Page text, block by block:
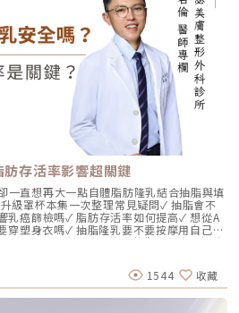
的是，人體在青春期過後，彈力蛋白的合成
流失，肌膚就會像失去彈性的鬆緊帶，出現
理的「鬆弛型下垂」。傳統玻尿酸屬於「填
Volumizing），如果過度施打，容易造成
逆時針的誕生，是為了從細胞底層進
找回年輕時的彈性。二、 Profhilo 逆時針
術Profhilo逆時針來自瑞士著名的 IBSA 製
看重產品的「純淨度」與「穩定性」。
佔有一席之地，在於其革命性的
醫學界的「純淨」突破：無化學交聯劑一
必須添加化學交聯劑（如 BDDE）。雖然
過敏體質或追求極致天然的客戶來說，仍
逆時針 透過精確的加熱與降溫製程，讓
的氫鍵鍵結，完全不含 BDDE。這意味著它
射後能與人體組織完美融合。2. 高低分子玻
有目前市面上極高濃度的玻尿酸
分子量玻尿酸（H-HA）：提供穩定的物理
分子量玻尿酸（L-HA）：作為傳遞信號的
母細胞，誘導膠原蛋白與彈力蛋白新生。這
Profhilo 在進入皮膚後，能像液態電波一
。三、 3 種細胞與 5 種蛋白：解開「液態
間，我常跟客戶解釋，Profhilo 就像是為
它不僅僅是補水，而是啟動了「3+5 逆齡機
存活率影響超關鍵
一直想再大一點自體脂肪隆乳結合抽脂與填
級罩杯本集一次整理常見疑問✓ 抽脂會不
乳癌篩檢嗎✓ 脂肪存活率如何提高✓ 想從A
穿塑身衣嗎✓ 抽脂隆乳要不要按摩用自己的
怎麼做 最有效將給妳完整觀念與安心評估
#自體脂肪隆乳v.s.#假體隆乳 想要哪
體隆乳2:12 不同的抽脂方式 #脂肪存活率
脂肪栓塞問題 ？4:09 關於手術安全性 #矽
必看，自體脂肪豐胸解析！ EP20• 男生
因你有嗎？ EP24• 抽就對了？抽脂局部雕
1544 收藏